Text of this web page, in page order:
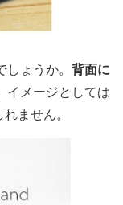
ょうか。 背面に
イメージとしては
ません。